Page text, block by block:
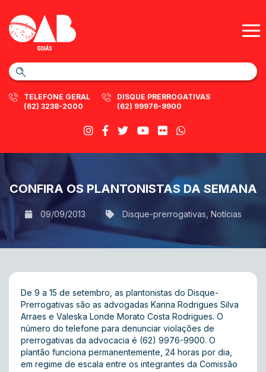
TELEFONE GERAL
(62) 3238-2000
DISQUE PRERROGATIVAS
(62) 99976-9900
CONFIRA OS PLANTONISTAS DA SEMANA
09/09/2013 Disque-prerrogativas Notícias
De 9 a 15 de setembro, as plantonistas do Disque-
Prerrogativas são as advogadas Karina Rodrigues Silva
Arraes e Valeska Londe Morato Costa Rodrigues. O
número do telefone para denunciar violações de
prerrogativas da advocacia é (62) 9976-9900. O
plantão funciona permanentemente, 24 horas por dia,
em regime de escala entre os integrantes da Comissão